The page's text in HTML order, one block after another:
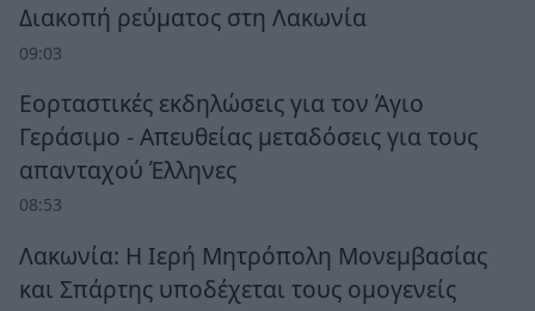
Διακοπή ρεύματος στη Λακωνία
09:03
Εορταστικές εκδηλώσεις για τον Άγιο
Γεράσιμο - Απευθείας μεταδόσεις για τους
απανταχού Έλληνες
08:53
Λακωνία: Η Ιερή Μητρόπολη Μονεμβασίας
και Σπάρτης υποδέχεται τους ομογενείς